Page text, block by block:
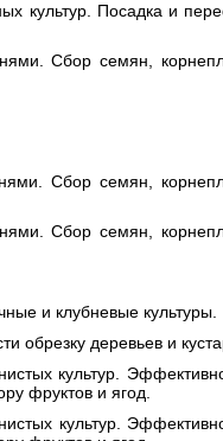
культур. Посадка и
Сбор семян,
Сбор семян,
Сбор семян,
и клубневые культуры.
обрезку деревьев и
культур.
фруктов и ягод.
культур.